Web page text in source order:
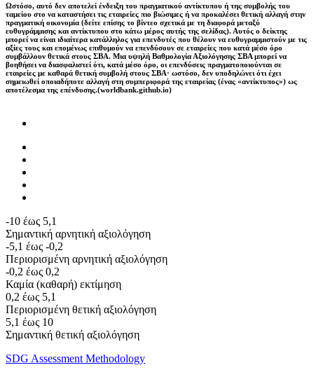
Ωστόσο, αυτό δεν αποτελεί ένδειξη του πραγματικού αντίκτυπου ή της συμβολής του
ταμείου στο να καταστήσει τις εταιρείες πιο βιώσιμες ή να προκαλέσει θετική αλλαγή στην
πραγματική οικονομία (δείτε επίσης το βίντεο σχετικά με τη διαφορά μεταξύ
ευθυγράμμισης και αντίκτυπου στο κάτω μέρος αυτής της σελίδας). Αυτός ο δείκτης
μπορεί να είναι ιδιαίτερα κατάλληλος για επενδυτές που θέλουν να ευθυγραμμιστούν με τις
αξίες τους και επομένως επιθυμούν να επενδύσουν σε εταιρείες που κατά μέσο όρο
συμβάλλουν θετικά στους ΣΒΑ. Μια υψηλή Βαθμολογία Αξιολόγησης ΣΒΑ μπορεί να
βοηθήσει να διασφαλιστεί ότι, κατά μέσο όρο, οι επενδύσεις πραγματοποιούνται σε
εταιρείες με καθαρά θετική συμβολή στους ΣΒΑ· ωστόσο, δεν υποδηλώνει ότι έχει
σημειωθεί οποιαδήποτε αλλαγή στη συμπεριφορά της εταιρείας (ένας «αντίκτυπος») ως
αποτέλεσμα της επένδυσης.(worldbank.github.io)
-10 έως 5,1
Σημαντική αρνητική αξιολόγηση
-5,1 έως -0,2
Περιορισμένη αρνητική αξιολόγηση
-0,2 έως 0,2
Καμία (καθαρή) εκτίμηση
0,2 έως 5,1
Περιορισμένη θετική αξιολόγηση
5,1 έως 10
Σημαντική θετική αξιολόγηση
SDG Assessment Methodology